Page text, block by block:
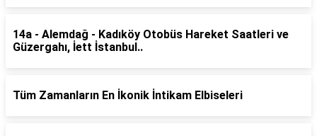
14a - Alemdağ - Kadıköy Otobüs Hareket Saatleri ve
Güzergahı, İett İstanbul..
Tüm Zamanların En İkonik İntikam Elbiseleri